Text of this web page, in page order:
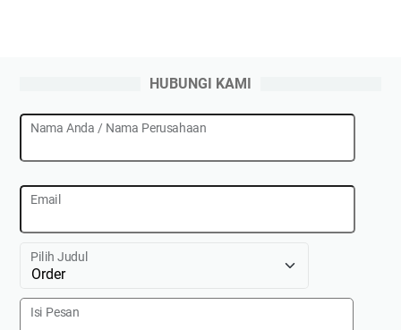
HUBUNGI KAMI
Nama Anda / Nama Perusahaan
Email
Pilih Judul
Isi Pesan